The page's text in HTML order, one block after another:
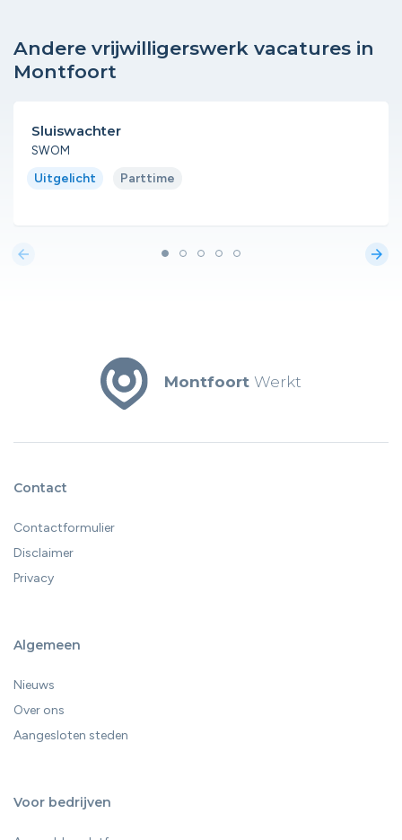
Andere vrijwilligerswerk vacatures in
Montfoort
Sluiswachter
SWOM
Uitgelicht Parttime
arrow_back arrow_forward
Montfoort Werkt
Contact
Contactformulier
Disclaimer
Privacy
Algemeen
Nieuws
Over ons
Aangesloten steden
Voor bedrijven